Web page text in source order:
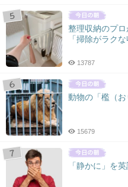
整理収納のプ
「掃除がラク
13787
動物の「檻（
15679
「静かに」を